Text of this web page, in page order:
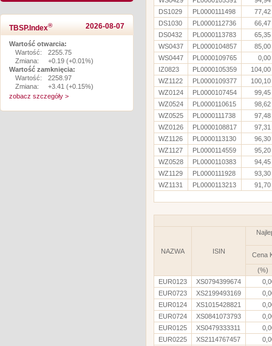
TBSP.Index® 2026-08-07
Wartość otwarcia:
Wartość:
2255.75
Zmiana:
+0.19 (+0.01%)
Wartość zamknięcia:
Wartość:
2258.97
Zmiana:
+3.41 (+0.15%)
zobacz szczegóły >
DS1029
PL0000111498
77,42
DS1030
PL0000112736
66,47
DS0432
PL0000113783
65,35
WS0437
PL0000104857
85,00
WS0447
PL0000109765
0,00
IZ0823
PL0000105359
104,00
WZ1122
PL0000109377
100,10
WZ0124
PL0000107454
99,45
WZ0524
PL0000110615
98,62
WZ0525
PL0000111738
97,48
WZ0126
PL0000108817
97,31
WZ1126
PL0000113130
96,30
WZ1127
PL0000114559
95,20
WZ0528
PL0000110383
94,45
WZ1129
PL0000111928
93,30
WZ1131
PL0000113213 91,70
NAZWA ISIN Cena
(%)
EUR0123
XS0794399674
EUR0723
XS2199493169
EUR0124
XS1015428821
EUR0724
XS0841073793
EUR0125
XS0479333311
EUR0225
XS2114767457